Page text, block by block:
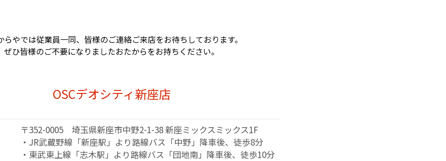
らやでは従業員一同、 皆様のご連絡ご来店をお待ちしております。
ぜひ皆様のご不要になりましたおたからをお持ちください。
OSCデオシティ新座店
〒352-0005 埼玉県新座市中野2-1-38新座ミックスミックス1F
・JR武蔵野線「新座駅」より路線バス 「中野」降車後、徒歩8分
・東武東上線「志木駅」より路線バス 「団地南」降車後、徒歩10分